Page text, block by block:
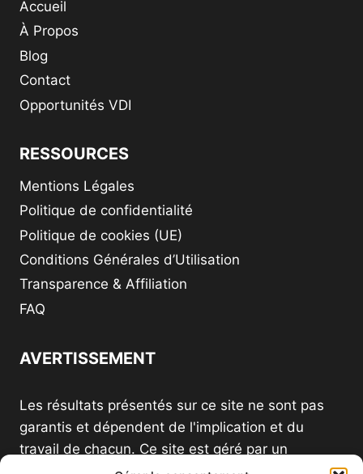
Accueil
À Propos
Blog
Contact
Opportunités VDI
RESSOURCES
Mentions Légales
Politique de confidentialité
Politique de cookies (UE)
Conditions Générales d’Utilisation
Transparence & Affiliation
FAQ
AVERTISSEMENT
Les résultats présentés sur ce site ne sont pas
garantis et dépendent de l'implication et du
travail de chacun. Ce site est géré par un
distributeur indépendant et n'est pas le site